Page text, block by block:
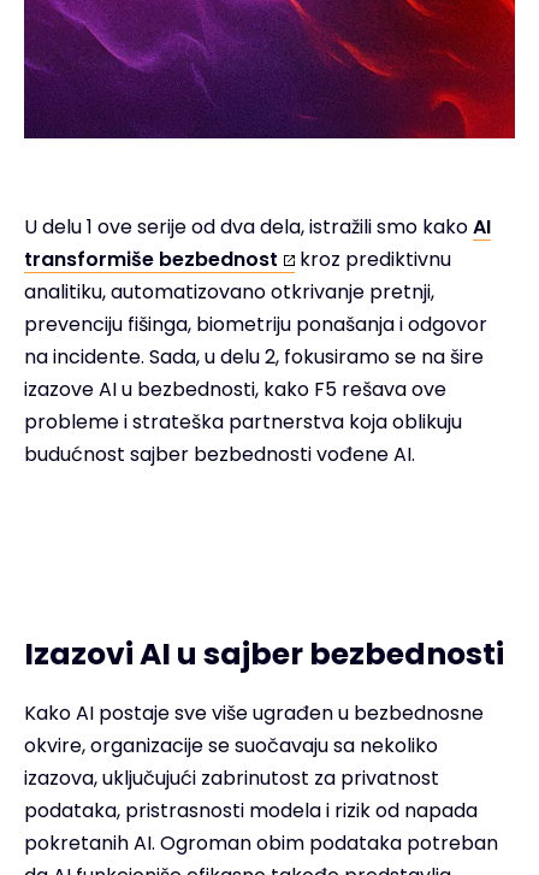
U delu 1 ove serije od dva dela, istražili smo kakoAI
transformiše bezbednost
kroz prediktivnu
analitiku, automatizovano otkrivanje pretnji,
prevenciju fišinga, biometriju ponašanja i odgovor
na incidente. Sada, u delu 2, fokusiramo se na šire
izazove AI u bezbednosti, kako F5 rešava ove
probleme i strateška partnerstva koja oblikuju
budućnost sajber bezbednosti vođene AI.
Izazovi AI u sajber bezbednosti
Kako AI postaje sve više ugrađen u bezbednosne
okvire, organizacije se suočavaju sa nekoliko
izazova, uključujući zabrinutost za privatnost
podataka, pristrasnosti modela i rizik od napada
pokretanih AI. Ogroman obim podataka potreban